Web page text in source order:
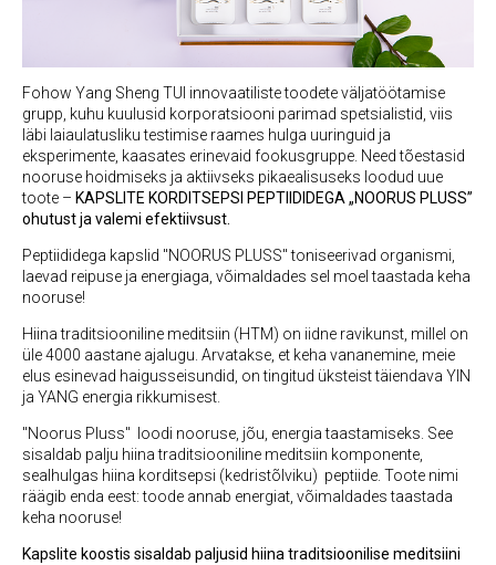
Fohow Yang Sheng TUI innovaatiliste toodete väljatöötamise
grupp, kuhu kuulusid korporatsiooni parimad spetsialistid, viis
läbi laiaulatusliku testimise raames hulga uuringuid ja
eksperimente, kaasates erinevaid fookusgruppe. Need tõestasid
nooruse hoidmiseks ja aktiivseks pikaealisuseks loodud uue
toote – KAPSLITE KORDITSEPSI PEPTIIDIDEGA „NOORUS PLUSS”
ohutust ja valemi efektiivsust.
Peptiididega kapslid "NOORUS PLUSS" toniseerivad organismi,
laevad reipuse ja energiaga, võimaldades sel moel taastada keha
nooruse!
Hiina traditsiooniline meditsiin (HTM) on iidne ravikunst, millel on
üle 4000 aastane ajalugu. Arvatakse, et keha vananemine, meie
elus esinevad haigusseisundid, on tingitud üksteist täiendava YIN
ja YANG energia rikkumisest.
"Noorus Pluss" loodi nooruse, jõu, energia taastamiseks. See
sisaldab palju hiina traditsiooniline meditsiin komponente,
sealhulgas hiina korditsepsi (kedristõlviku) peptiide. Toote nimi
räägib enda eest: toode annab energiat, võimaldades taastada
keha nooruse!
Kapslite koostis sisaldab paljusid hiina traditsioonilise meditsiini